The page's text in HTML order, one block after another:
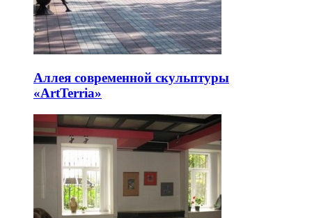
Аллея современной скульптуры
«ArtTerria»